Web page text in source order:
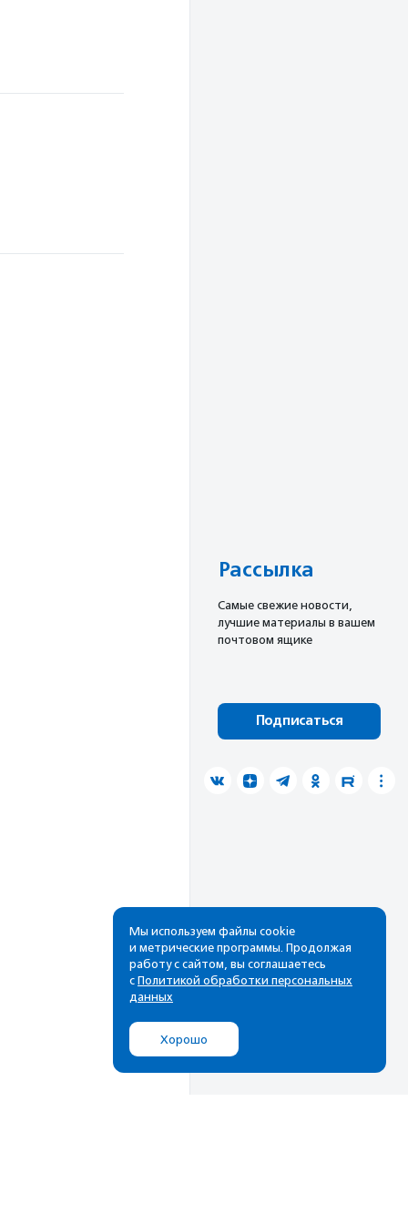
Рассылка
Cамые свежие новости,
лучшие материалы в вашем
почтовом ящике
Подписаться
Мы используем файлы cookie
и метрические программы. Продолжая
работу с сайтом, вы соглашаетесь
с Политикой обработки персональных
данных
Хорошо